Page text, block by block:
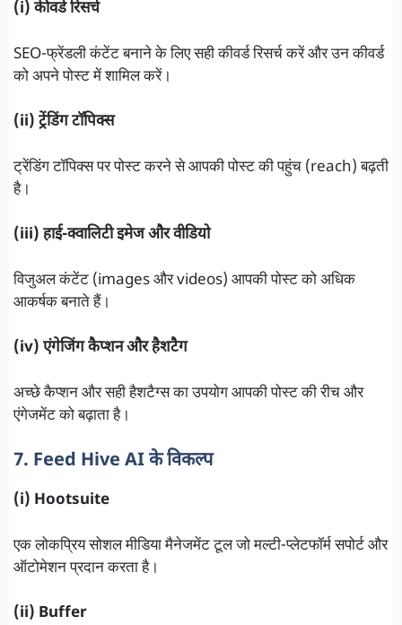
(i) कीवर्ड रिसर्च
SEO-फ्रेंडली कंटेंट बनाने के लिए सही कीवर्ड रिसर्च करें और उन कीवर्ड
को अपने पोस्ट में शामिल करें।
(ii) ट्रेंडिंग टॉपिक्स
ट्रेंडिंग टॉपिक्स पर पोस्ट करने से आपकी पोस्ट की पहुंच (reach) बढ़ती
है।
(iii) हाई-क्वालिटी इमेज और वीडियो
विजुअल कंटेंट (images और videos) आपकी पोस्ट को अधिक
आकर्षक बनाते हैं।
(iv) एंगेजिंग कैप्शन और हैशटैग
अच्छे कैप्शन और सही हैशटैग्स का उपयोग आपकी पोस्ट की रीच और
एंगेजमेंट को बढ़ाता है।
7. Feed Hive AI के विकल्प
(i) Hootsuite
एक लोकप्रिय सोशल मीडिया मैनेजमेंट टूल जो मल्टी-प्लेटफॉर्म सपोर्ट और
ऑटोमेशन प्रदान करता है।
(ii) Buffer